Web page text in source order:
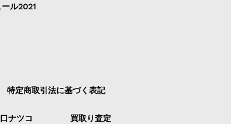
ル2021
特定商取引法に基づく表記
ナツコ 買取り査定